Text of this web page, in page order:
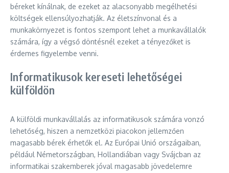
béreket kínálnak, de ezeket az alacsonyabb megélhetési
költségek ellensúlyozhatják. Az életszínvonal és a
munkakörnyezet is fontos szempont lehet a munkavállalók
számára, így a végső döntésnél ezeket a tényezőket is
érdemes figyelembe venni.
Informatikusok kereseti lehetőségei
külföldön
A külföldi munkavállalás az informatikusok számára vonzó
lehetőség, hiszen a nemzetközi piacokon jellemzően
magasabb bérek érhetők el. Az Európai Unió országaiban,
például Németországban, Hollandiában vagy Svájcban az
informatikai szakemberek jóval magasabb jövedelemre